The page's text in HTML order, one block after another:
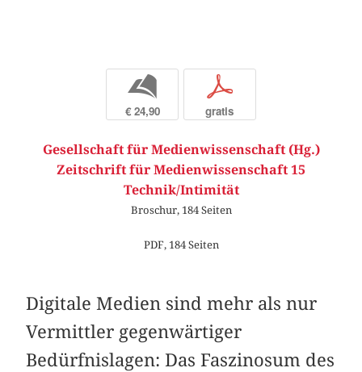
b
€ 24,90
p
gratis
Gesellschaft für Medienwissenschaft (Hg.)
Zeitschrift für Medienwissenschaft 15
Technik/Intimität
Broschur, 184 Seiten
PDF, 184 Seiten
Digitale Medien sind mehr als nur
Vermittler gegenwärtiger
Bedürfnislagen: Das Faszinosum des